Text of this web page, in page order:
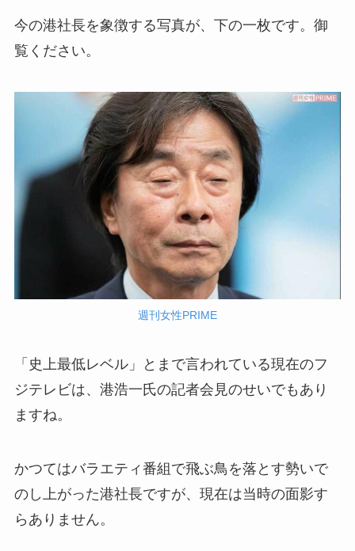
今の港社長を象徴する写真が、下の一枚です。御
覧ください。
週刊女性PRIME
「史上最低レベル」とまで言われている現在のフ
ジテレビは、港浩一氏の記者会見のせいでもあり
ますね。
かつてはバラエティ番組で飛ぶ鳥を落とす勢いで
のし上がった港社長ですが、現在は当時の面影す
らありません。